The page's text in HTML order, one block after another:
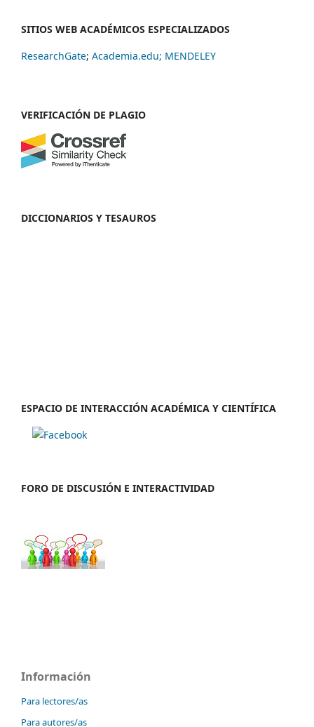
SITIOS WEB ACADÉMICOS ESPECIALIZADOS
ResearchGate; Academia.edu; MENDELEY
VERIFICACIÓN DE PLAGIO
DICCIONARIOS Y TESAUROS
ESPACIO DE INTERACCIÓN ACADÉMICA Y CIENTÍFICA
FORO DE DISCUSIÓN E INTERACTIVIDAD
Información
Para lectores/as
Para autores/as